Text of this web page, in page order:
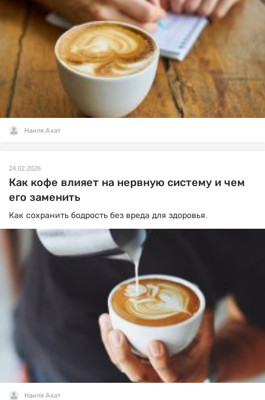
Наиля Ахат
24.02.2026
Как кофе влияет на нервную систему и чем
его заменить
Как сохранить бодрость без вреда для здоровья.
Наиля Ахат